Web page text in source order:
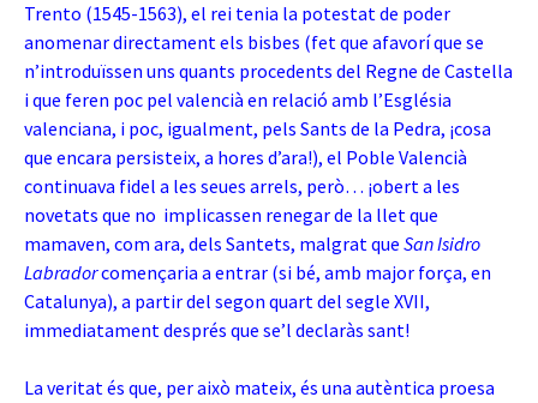
Trento (1545-1563), el rei tenia la potestat de poder
anomenar directament els bisbes (fet que afavorí que se
n’introduïssen uns quants procedents del Regne de Castella
i que feren poc pel valencià en relació amb l’Església
valenciana, i poc, igualment, pels Sants de la Pedra, ¡cosa
que encara persisteix, a hores d’ara!), el Poble Valencià
continuava fidel a les seues arrels, però… ¡obert a les
novetats que no implicassen renegar de la llet que
mamaven, com ara, dels Santets, malgrat que San Isidro
Labradorcomençaria a entrar (si bé, amb major força, en
Catalunya), a partir del segon quart del segle XVII,
immediatament després que se’l declaràs sant!
La veritat és que, per això mateix, és una autèntica proesa